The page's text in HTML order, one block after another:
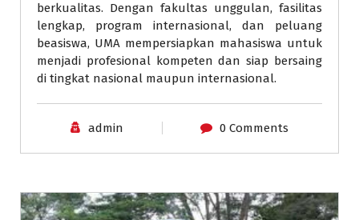
berkualitas. Dengan fakultas unggulan, fasilitas
lengkap, program internasional, dan peluang
beasiswa, UMA mempersiapkan mahasiswa untuk
menjadi profesional kompeten dan siap bersaing
di tingkat nasional maupun internasional.
admin 0 Comments